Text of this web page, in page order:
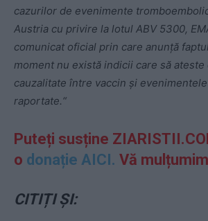
cazurilor de evenimente
Austria cu privire la lotul ABV 5300,
comunicat oficial prin care anunță
moment nu există indicii care să ateste
cauzalitate între vaccin și
raportate.“
Puteți susține
o donație AICI. Vă
CITIȚI ȘI: